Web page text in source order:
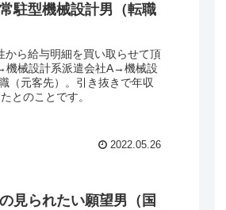
駐型機械設計男（転職
ら給与明細を買い取らせて頂
機械設計系派遣会社A→機械設
（元客先）。引き抜きで年収
とのことです。
2022.05.26
見られたい願望男（国